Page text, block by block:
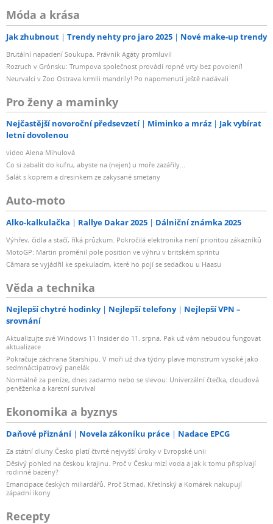
Móda a krása
Jak zhubnout Trendy nehty pro jaro 2025 Nové make-up trendy
Brutální napadení Soukupa. Právník Agáty promluvil
Rozruch v Grónsku: Trumpova společnost provádí ropné vrty bez povolení!
Neurvalci v Zoo Ostrava krmili mandrily! Po napomenutí ještě nadávali
Pro ženy a maminky
Nejčastější novoroční předsevzetí Miminko a mráz
Jak vybírat
letní dovolenou
video Alena Mihulová
Co si zabalit do kufru, abyste na (nejen) u moře zazářily...
Salát s koprem a dresinkem ze zakysané smetany
Auto-moto
Alko-kalkulačka Rallye Dakar 2025 Dálniční známka 2025
Výhřev, čidla a stačí, říká průzkum. Pokročilá elektronika není prioritou zákazníků
MotoGP: Martin proměnil pole position ve výhru v britském sprintu
Câmara se vyjádřil ke spekulacím, které ho pojí se sedačkou u Haasu
Věda a technika
Nejlepší chytré hodinky Nejlepší telefony
Nejlepší VPN –
srovnání
Aktualizujte své Windows 11 Insider do 11. srpna. Pak už vám nebudou fungovat
aktualizace
Pokračuje záchrana Starshipu. V moři už dva týdny plave monstrum vysoké jako
sedmnáctipatrový panelák
Normálně za peníze, dnes zadarmo nebo se slevou: Univerzální čtečka, cloudová
peněženka a karetní survival
Ekonomika a byznys
Daňové přiznání Novela zákoníku práce Nadace EPCG
Za státní dluhy Česko platí čtvrté nejvyšší úroky v Evropské unii
Děsivý pohled na českou krajinu. Proč v Česku mizí voda a jak k tomu přispívají
rodinné bazény?
Emancipace českých miliardářů. Proč Strnad, Křetínský a Komárek nakupují
západní ikony
Recepty